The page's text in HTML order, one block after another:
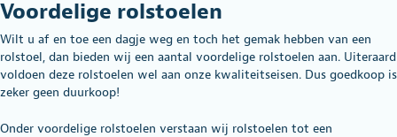
Voordelige rolstoelen
Wilt u af en toe een dagje weg en toch het gemak hebben van een
rolstoel, dan bieden wij een aantal voordelige rolstoelen aan. Uiteraard
voldoen deze rolstoelen wel aan onze kwaliteitseisen. Dus goedkoop is
zeker geen duurkoop!
Onder voordelige rolstoelen verstaan wij rolstoelen tot een